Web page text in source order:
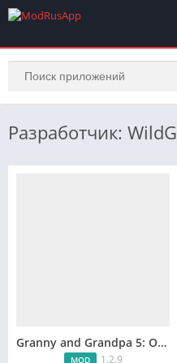
Разработчик:
Granny and Grandpa 5: Origin
MOD
1.2.9